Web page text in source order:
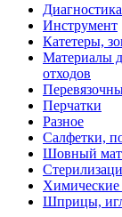
Диагностика
Инструмент
Катетеры,
Материалы
отходов
Перчатки
Разное
Салфетки,
Шовный
Химические
Шприцы,